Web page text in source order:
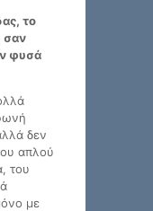
το
σαν
φυσά
δεν
απλού
του
με